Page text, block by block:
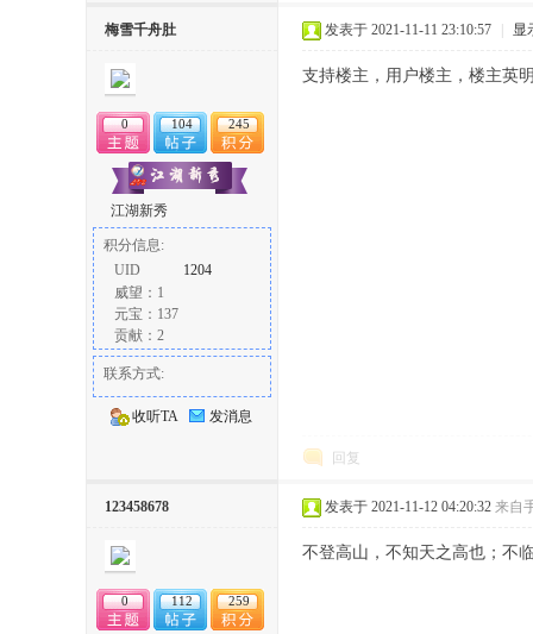
梅雪千舟肚
0 104 245
江湖新秀
积分信息:
UID
1204
威望：1
元宝：137
贡献：2
联系方式:
收听TA 发消息
发表于 2021-11-11 23:10:57 显
支持楼主，用户楼主，楼主英
回复
123458678
0 112 259
发表于 2021-11-12 04:20:32 来自
不登高山，不知天之高也；不